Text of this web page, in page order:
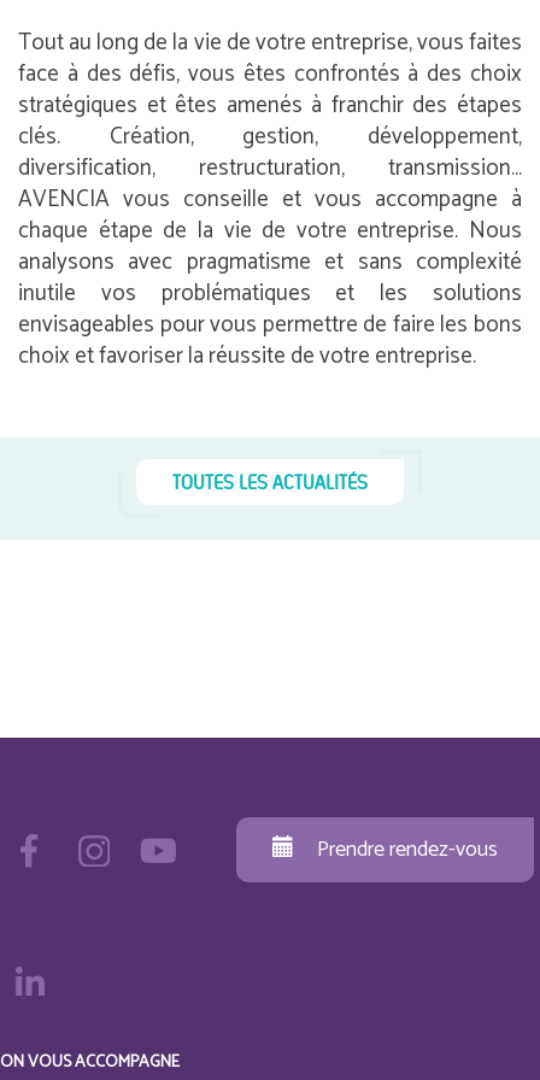
Tout au long de la vie de votre entreprise, vous faites
face à des défis, vous êtes confrontés à des choix
stratégiques et êtes amenés à franchir des étapes
clés. Création, gestion, développement,
diversification, restructuration, transmission…
AVENCIA vous conseille et vous accompagne à
chaque étape de la vie de votre entreprise. Nous
analysons avec pragmatisme et sans complexité
inutile vos problématiques et les solutions
envisageables pour vous permettre de faire les bons
choix et favoriser la réussite de votre entreprise.
TOUTES LES ACTUALITÉS
Prendre rendez-vous
ON VOUS ACCOMPAGNE